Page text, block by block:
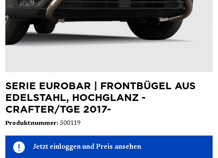
SERIE EUROBAR | FRONTBÜGEL AUS
EDELSTAHL, HOCHGLANZ -
CRAFTER/TGE 2017-
Produktnummer: 500119
Jetzt einloggen und Preis ansehen